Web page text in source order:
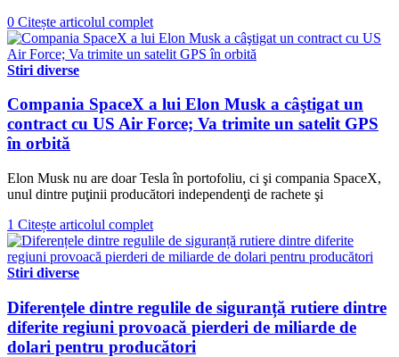
0 Citește articolul complet
Stiri diverse
Compania SpaceX a lui Elon Musk a câştigat un
contract cu US Air Force; Va trimite un satelit GPS
în orbită
Elon Musk nu are doar Tesla în portofoliu, ci şi compania SpaceX,
unul dintre puţinii producători independenţi de rachete şi
1 Citește articolul complet
Stiri diverse
Diferențele dintre regulile de siguranță rutiere dintre
diferite regiuni provoacă pierderi de miliarde de
dolari pentru producători